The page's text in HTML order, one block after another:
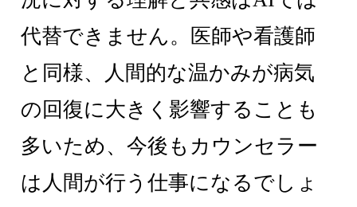
代替できません。医師や看護師
と同様、人間的な温かみが病気
の回復に大きく影響することも
多いため、今後もカウンセラー
は人間が行う仕事になるでしょ